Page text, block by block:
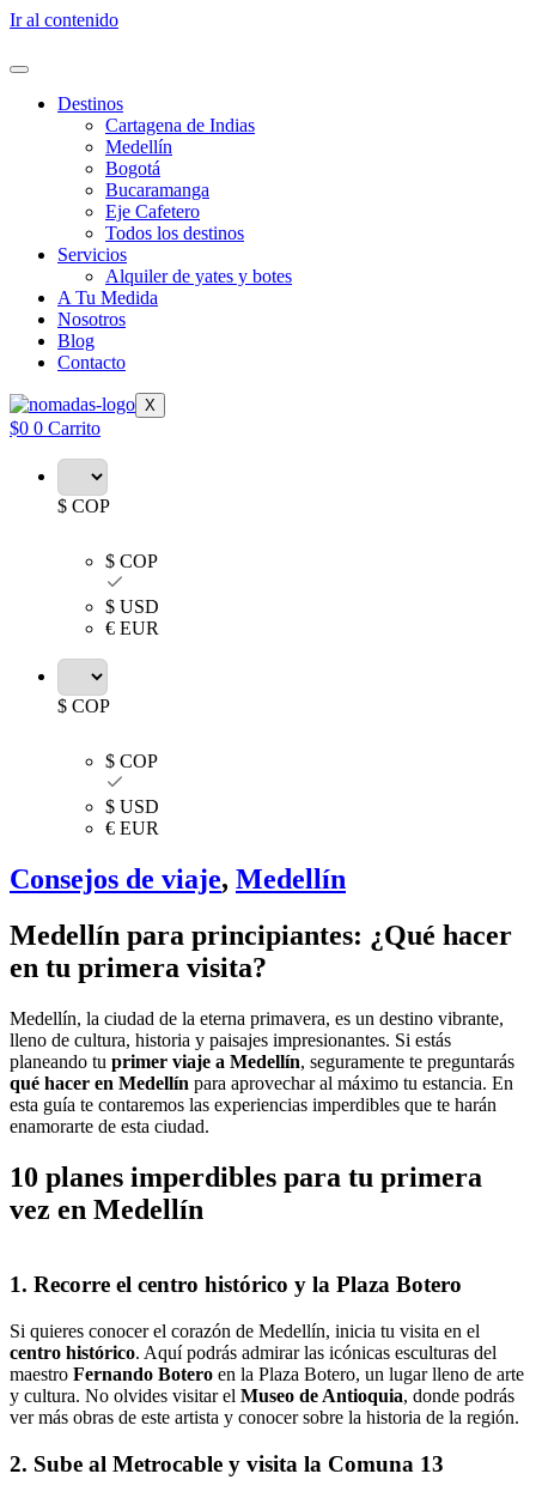
Ir al contenido
Destinos
Cartagena de Indias
Medellín
Bogotá
Bucaramanga
Eje Cafetero
Todos los destinos
Servicios
Alquiler de yates y botes
A Tu Medida
Nosotros
Blog
Contacto
X
$0 0 Carrito
$ COP
$ COP
$ USD
€ EUR
$ COP
$ COP
$ USD
€ EUR
Consejos de viaje, Medellín
Medellín para principiantes: ¿Qué hacer
en tu primera visita?
Medellín, la ciudad de la eterna primavera, es un destino vibrante,
lleno de cultura, historia y paisajes impresionantes. Si estás
planeando tu primer viaje a Medellín, seguramente te preguntarás
qué hacer en Medellín para aprovechar al máximo tu estancia. En
esta guía te contaremos las experiencias imperdibles que te harán
enamorarte de esta ciudad.
10 planes imperdibles para tu primera
vez en Medellín
1. Recorre el centro histórico y la Plaza Botero
Si quieres conocer el corazón de Medellín, inicia tu visita en el
centro histórico. Aquí podrás admirar las icónicas esculturas del
maestro Fernando Botero en la Plaza Botero, un lugar lleno de arte
y cultura. No olvides visitar el Museo de Antioquia, donde podrás
ver más obras de este artista y conocer sobre la historia de la región.
2. Sube al Metrocable y visita la Comuna 13